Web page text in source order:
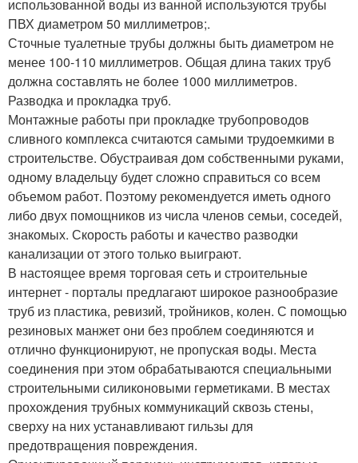
использованной воды из ванной используются трубы
ПВХ диаметром 50 миллиметров;.
Сточные туалетные трубы должны быть диаметром не
менее 100-110 миллиметров. Общая длина таких труб
должна составлять не более 1000 миллиметров.
Разводка и прокладка труб.
Монтажные работы при прокладке трубопроводов
сливного комплекса считаются самыми трудоемкими в
строительстве. Обустраивая дом собственными руками,
одному владельцу будет сложно справиться со всем
объемом работ. Поэтому рекомендуется иметь одного
либо двух помощников из числа членов семьи, соседей,
знакомых. Скорость работы и качество разводки
канализации от этого только выиграют.
В настоящее время торговая сеть и строительные
интернет - порталы предлагают широкое разнообразие
труб из пластика, ревизий, тройников, колен. С помощью
резиновых манжет они без проблем соединяются и
отлично функционируют, не пропуская воды. Места
соединения при этом обрабатываются специальными
строительными силиконовыми герметиками. В местах
прохождения трубных коммуникаций сквозь стены,
сверху на них устанавливают гильзы для
предотвращения повреждения.